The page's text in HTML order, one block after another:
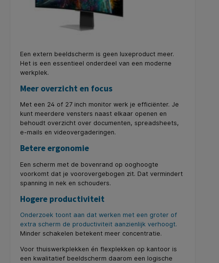
Een extern beeldscherm is geen luxeproduct meer.
Het is een essentieel onderdeel van een moderne
werkplek.
Meer overzicht en focus
Met een 24 of 27 inch monitor werk je efficiënter. Je
kunt meerdere vensters naast elkaar openen en
behoudt overzicht over documenten, spreadsheets,
e-mails en videovergaderingen.
Betere ergonomie
Een scherm met de bovenrand op ooghoogte
voorkomt dat je voorovergebogen zit. Dat vermindert
spanning in nek en schouders.
Hogere productiviteit
Onderzoek toont aan dat werken met een groter of
extra scherm de productiviteit aanzienlijk verhoogt.
Minder schakelen betekent meer concentratie.
Voor thuiswerkplekken én flexplekken op kantoor is
een kwalitatief beeldscherm daarom een logische